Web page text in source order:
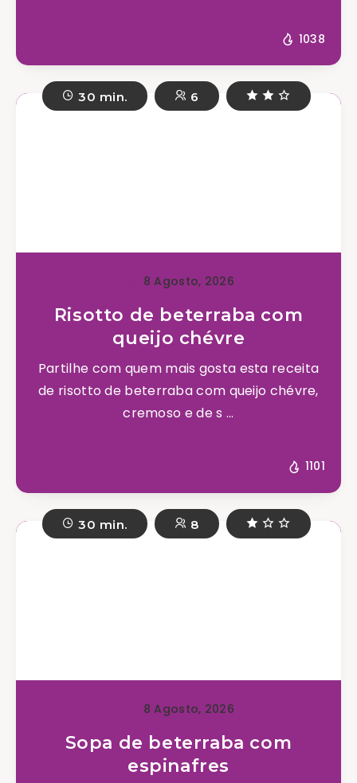
1038
30 min. 6
8 Agosto, 2026
Risotto de beterraba com
queijo chévre
Partilhe com quem mais gosta esta receita
de risotto de beterraba com queijo chévre,
cremoso e de s ...
1101
30 min. 8
8 Agosto, 2026
Sopa de beterraba com
espinafres